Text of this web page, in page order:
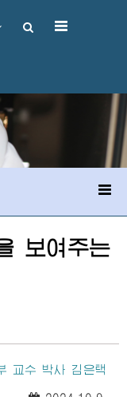
보여주는
교수 박사 김은택